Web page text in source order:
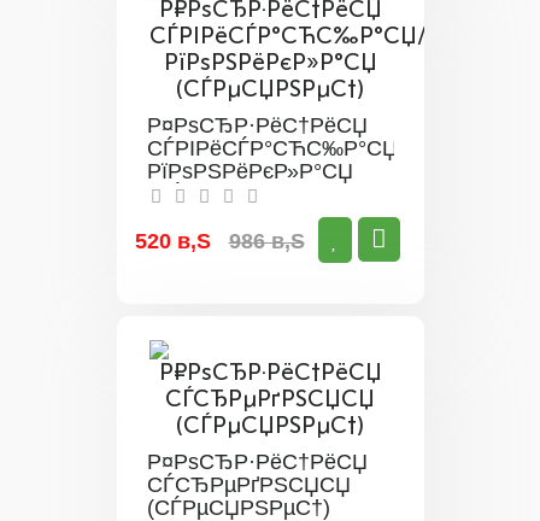
Р¤РѕСЂР·РёС†РёСЏ
СЃРІРёСЃР°СЋС‰Р°СЏ/
РїРѕРЅРёРєР»Р°СЏ
(СЃРµСЏРЅРµС†)
520 в‚Ѕ
986 в‚Ѕ
Р¤РѕСЂР·РёС†РёСЏ
СЃСЂРµРґРЅСЏСЏ
(СЃРµСЏРЅРµС†)